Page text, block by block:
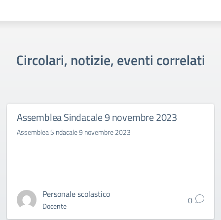
Circolari, notizie, eventi correlati
Assemblea Sindacale 9 novembre 2023
Assemblea Sindacale 9 novembre 2023
Personale scolastico
Docente 0